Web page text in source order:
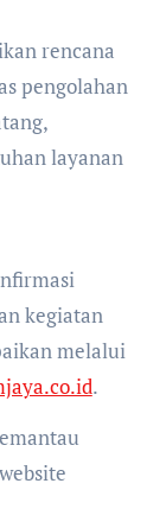
rencana
pengolahan
layanan
kegiatan
melalui
.